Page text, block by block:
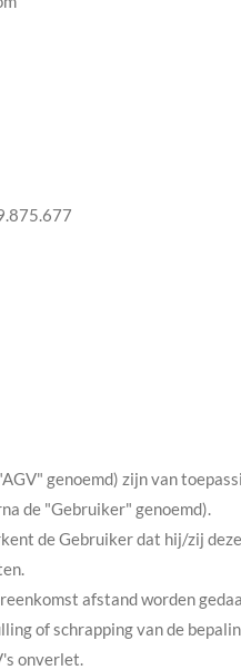
genoemd) zijn van
de "Gebruiker" genoemd).
de Gebruiker dat hij/zij
afstand worden
of schrapping van de
onverlet.